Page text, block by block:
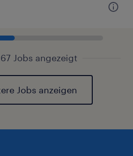
Jobs angezeigt
Jobs anzeigen